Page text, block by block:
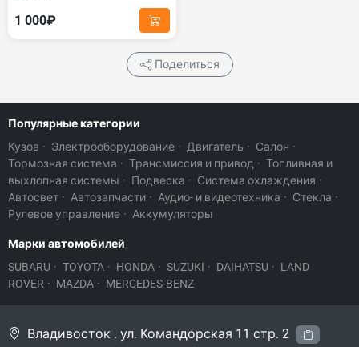
1 000₽
Поделиться
Популярные категории
Кузов · Электрооборудование · Двигатель · Салон ·
Тормозная система · Трансмиссия и привод · Топливная и
выхлопная системы · Подвеска · Система охлаждения ·
Автосвет · Автозапчасти · Аудио- и видеотехника · Стекла ·
Рулевое управление · Аккумуляторы
Марки автомобилей
SUBARU · TOYOTA · HONDA · SUZUKI · DAIHATSU · LAND
ROVER · MAZDA · MERCEDES-BENZ
Владивосток . ул. Командорская 11 стр. 2